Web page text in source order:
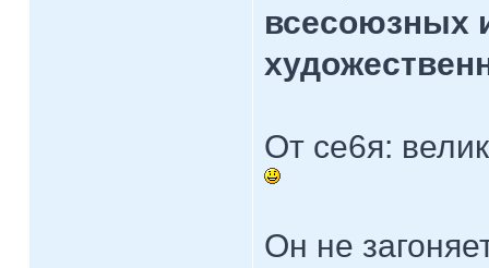
всесоюзных
От се6я:
Он не